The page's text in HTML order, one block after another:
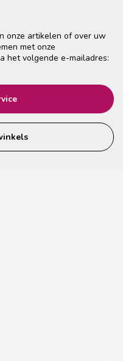
onze artikelen of over uw
met onze
het volgende e-mailadres: